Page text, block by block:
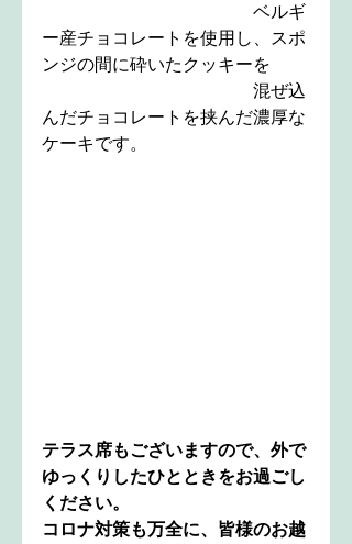
ベルギ
ー産チョコレートを使用し、スポ
ンジの間に砕いたクッキーを
混ぜ込
んだチョコレートを挟んだ濃厚な
ケーキです。
テラス席もございますので、外で
ゆっくりしたひとときをお過ごし
ください。
コロナ対策も万全に、皆様のお越